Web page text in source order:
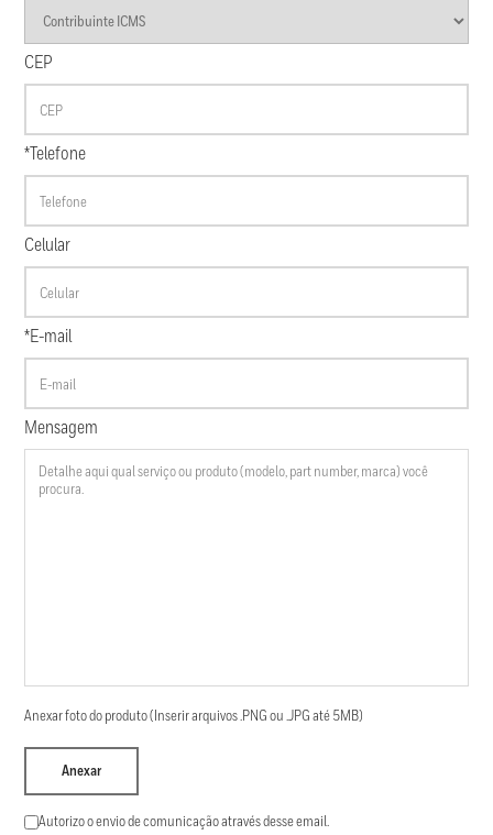
CEP
*Telefone
Celular
*E-mail
Mensagem
Anexar foto do produto (Inserir arquivos .PNG ou .JPG até 5MB)
Anexar
Autorizo o envio de comunicação através desse email.